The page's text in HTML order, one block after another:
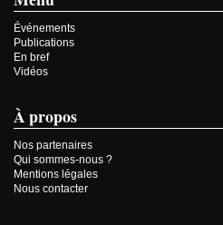
Événements
Publications
En bref
Vidéos
À propos
Nos partenaires
Qui sommes-nous ?
Mentions légales
Nous contacter